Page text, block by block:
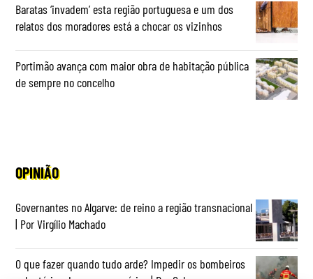
Baratas ‘invadem’ esta região portuguesa e um dos
relatos dos moradores está a chocar os vizinhos
Portimão avança com maior obra de habitação pública
de sempre no concelho
OPINIÃO
Governantes no Algarve: de reino a região transnacional
| Por Virgílio Machado
O que fazer quando tudo arde? Impedir os bombeiros